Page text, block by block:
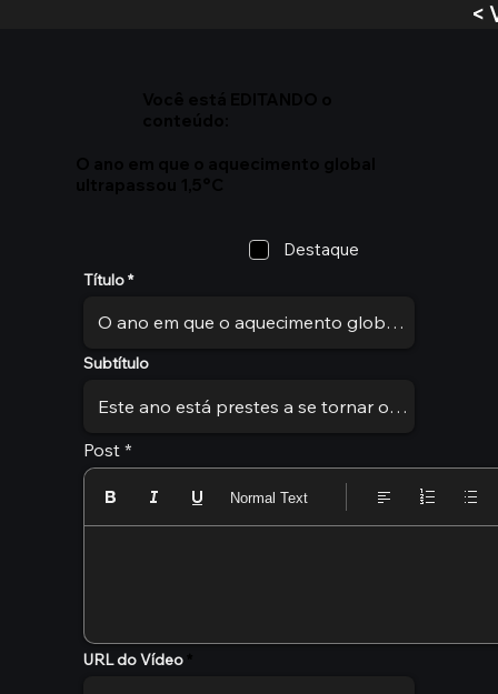
Destaque
Título
Subtítulo
Post
Normal Text
URL do Vídeo
<